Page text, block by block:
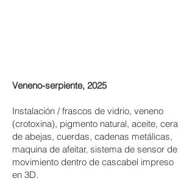
Veneno-serpiente, 2025
Instalación / frascos de vidrio, veneno
(crotoxina), pigmento natural, aceite, cera
de abejas, cuerdas, cadenas metálicas,
maquina de afeitar, sistema de sensor de
movimiento dentro de cascabel impreso
en 3D.